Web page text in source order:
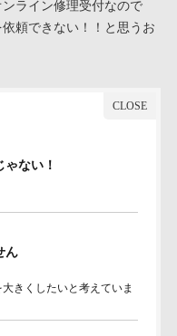
ライン修理受付なので
頼できない！！と思うお
ない！
ん
きくしたいと考えていま